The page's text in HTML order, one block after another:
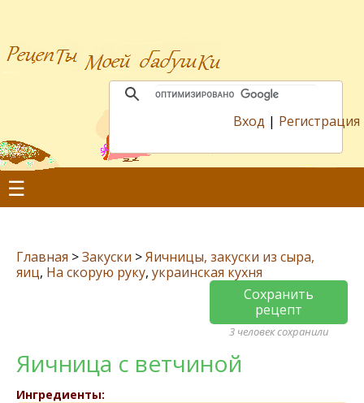
Вход | Регистрация
☰
Главная >Закуски >Яичницы, закуски из сыра,
яиц, На скорую руку, украинская кухня
Сохранить
рецепт
3 человек сохранили
Яичница с ветчиной
Ингредиенты: